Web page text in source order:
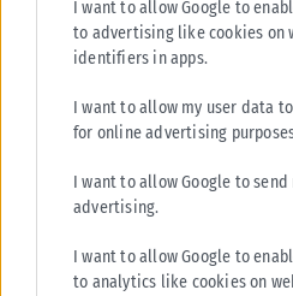
I want to allow Google to
to advertising like cookies on
identifiers in apps.
I want to allow my user data
for online advertising
I want to allow Google to
advertising.
I want to allow Google to
to analytics like cookies on